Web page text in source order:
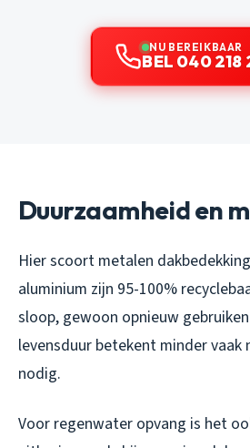
NU BEREIKBAAR
BEL 040 218
Duurzaamheid en
Hier scoort metalen
aluminium zijn 95-100%
sloop, gewoon opnieuw
levensduur betekent minder vaak
nodig.
Voor regenwater opvang is het